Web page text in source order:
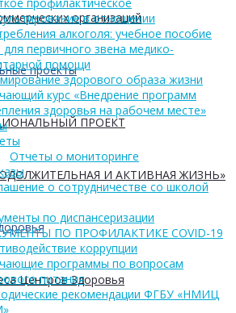
организаций
проекты
ПРОЕКТ
И АКТИВНАЯ ЖИЗНЬ»
Центров Здоровья
в отношении
алкоголя: учебное пособие
первичного звена медико-
помощи
здорового образа жизни
курс «Внедрение программ
здоровья на рабочем месте»
Отчеты о мониторинге
о сотрудничестве со школой
по диспансеризации
ПО ПРОФИЛАКТИКЕ COVID-19
коррупции
программы по вопросам
питания
рекомендации ФГБУ «НМИЦ